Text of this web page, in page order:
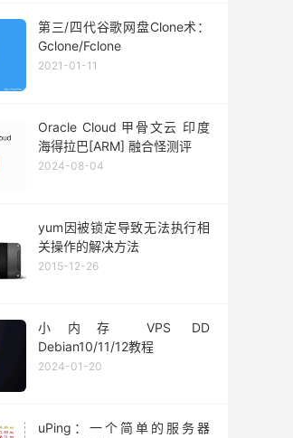
第三/四代谷歌网盘Clone术：
Gclone/Fclone
2021-01-11
Oracle Cloud 甲骨文云 印度
海得拉巴[ARM] 融合怪测评
2024-08-04
yum因被锁定导致无法执行相
关操作的解决方法
2015-12-26
小内存 VPS DD
Debian10/11/12教程
2024-01-20
uPing：一个简单的服务器